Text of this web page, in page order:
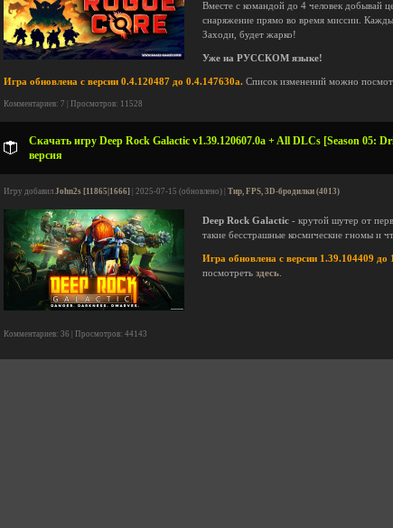
Вместе с командой до 4 человек добывай
снаряжение прямо во время миссии.
Заходи, будет жарко!
Уже на РУССКОМ языке!
Игра обновлена с версии 0.4.120487 до 0.4.147630a. Список изменений можно
Комментариев: 7 | Просмотров: 11528
Скачать игру Deep Rock Galactic v1.39.120607.0a + All DLCs [Season 05:
версия
Игру добавил John2s [11865|1666] | 2025-07-15 (обновлено) | Тир, FPS, 3D-бродилки (4013)
Deep Rock Galactic - крутой шутер от
такие бесстрашные космические гномы и
Игра обновлена с версии 1.39.104409
посмотреть здесь
Комментариев: 36 | Просмотров: 44143